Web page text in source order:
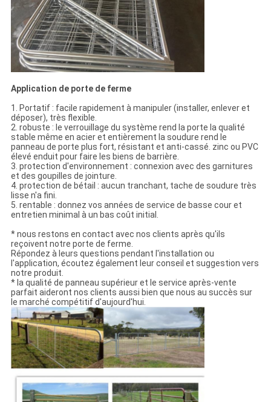
Application de porte de ferme
1. Portatif : facile rapidement à manipuler (installer, enlever et
déposer), très flexible.
2. robuste : le verrouillage du système rend la porte la qualité
stable même en acier et entièrement la soudure rend le
panneau de porte plus fort, résistant et anti-cassé. zinc ou PVC
élevé enduit pour faire les biens de barrière.
3. protection d'environnement : connexion avec des garnitures
et des goupilles de jointure.
4. protection de bétail : aucun tranchant, tache de soudure très
lisse n'a fini.
5. rentable : donnez vos années de service de basse cour et
entretien minimal à un bas coût initial.
* nous restons en contact avec nos clients après qu'ils
reçoivent notre porte de ferme.
Répondez à leurs questions pendant l'installation ou
l'application, écoutez également leur conseil et suggestion vers
notre produit.
* la qualité de panneau supérieur et le service après-vente
parfait aideront nos clients aussi bien que nous au succès sur
le marché compétitif d'aujourd'hui.